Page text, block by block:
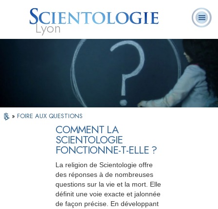
Lyon
Qu’est-ce que la
Scientologie ?
Ministres
volontaires
Foire aux
questions
» FOIRE AUX QUESTIONS
COMMENT LA
SCIENTOLOGIE
FONCTIONNE-T-ELLE ?
La religion de Scientologie offre
des réponses à de nombreuses
questions sur la vie et la mort. Elle
définit une voie exacte et jalonnée
de façon précise. En développant